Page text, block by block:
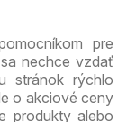
pre
nechce vzdať
stránok rýchlo
o akciové ceny
produkty alebo